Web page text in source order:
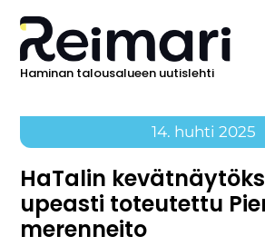
Haminan talousalueen uutislehti
14. huhti 2025
HaTalin
upeasti toteutettu
merenneito